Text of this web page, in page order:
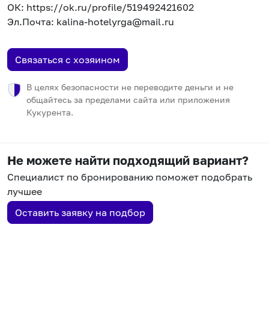
ОК: https://ok.ru/profile/519492421602
Эл.Почта: kalina-hotelyrga@mail.ru
Связаться с хозяином
В целях безопасности не переводите деньги и не
общайтесь за пределами сайта или приложения
Кукурента.
Не можете найти подходящий вариант?
Специалист по бронированию поможет подобрать
лучшее
Оставить заявку на подбор